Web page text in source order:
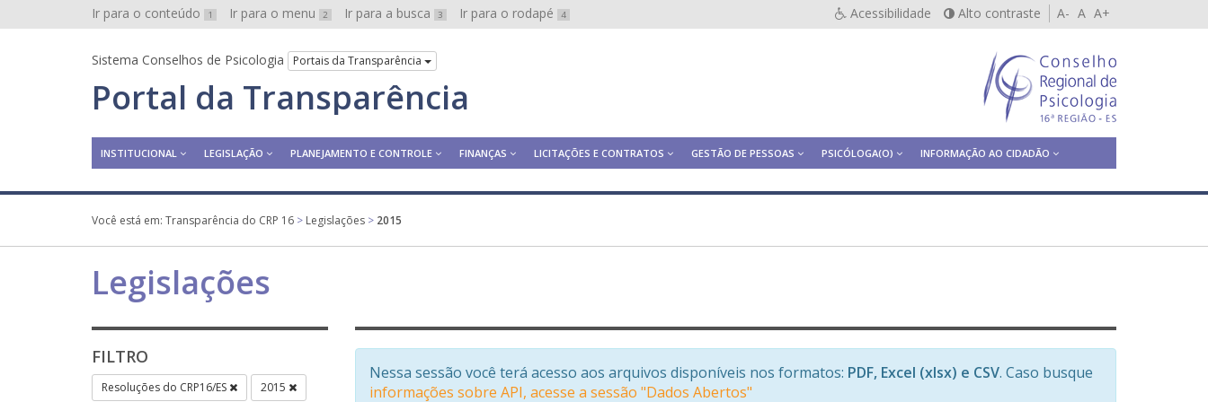
Ir para o conteúdo 1 Ir para o menu 2 Ir para a busca 3 Ir para o rodapé 4 Acessibilidade Alto contraste A- A A+
Sistema Conselhos de Psicologia Portais da Transparência
Portal da Transparência
INSTITUCIONAL LEGISLAÇÃO PLANEJAMENTO E CONTROLE FINANÇAS LICITAÇÕES E CONTRATOS GESTÃO DE PESSOAS PSICÓLOGA(O) INFORMAÇÃO AO CIDADÃO
Você está em: Transparência do CRP 16 > Legislações > 2015
Legislações
FILTRO
Resoluções do CRP16/ES 2015
Nessa sessão você terá acesso aos arquivos disponíveis nos formatos: PDF, Excel (xlsx) e CSV. Caso busque
informações sobre API, acesse a sessão "Dados Abertos"